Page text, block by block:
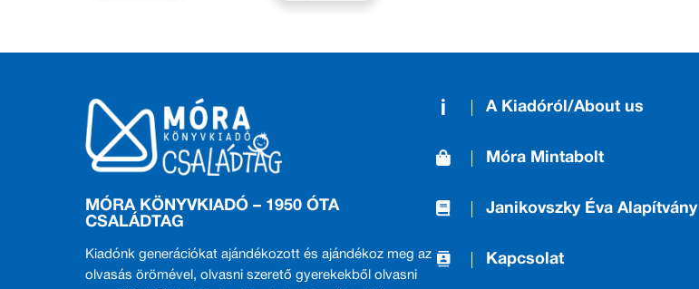
MÓRA KÖNYVKIADÓ – 1950 ÓTA
CSALÁDTAG
Kiadónk generációkat ajándékozott és ajándékoz meg az
olvasás örömével, olvasni szerető gyerekekből olvasni
A Kiadóról/About us
Móra Mintabolt
Janikovszky Éva Alapítvány
Kapcsolat